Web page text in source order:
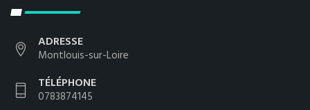
ADRESSE
Montlouis-sur-Loire
TÉLÉPHONE
0783874145